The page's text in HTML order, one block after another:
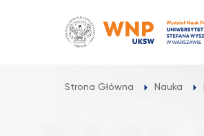
Strona Główna Nauka